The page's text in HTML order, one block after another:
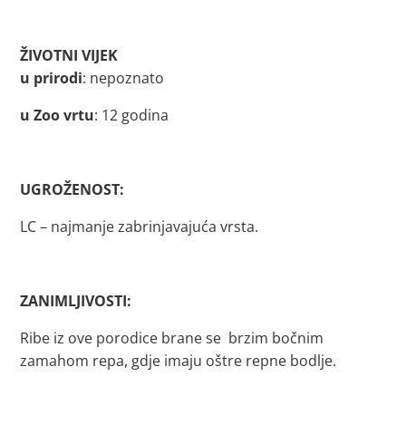
ŽIVOTNI VIJEK
u prirodi: nepoznato
u Zoo vrtu: 12 godina
UGROŽENOST:
LC – najmanje zabrinjavajuća vrsta.
ZANIMLJIVOSTI:
Ribe iz ove porodice brane se brzim bočnim
zamahom repa, gdje imaju oštre repne bodlje.